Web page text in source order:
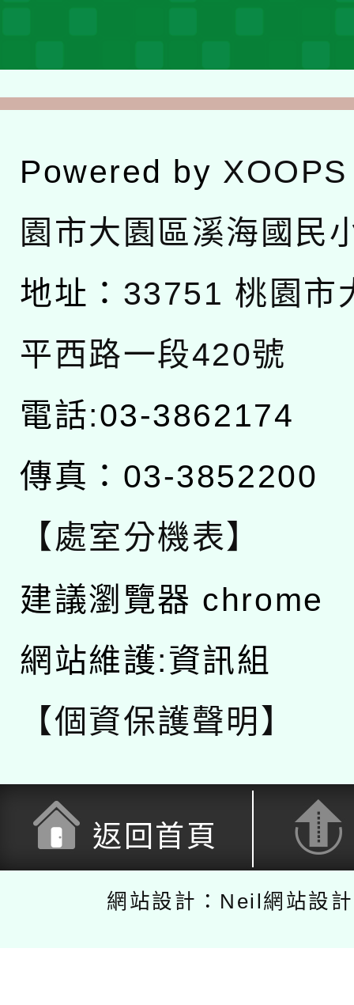
Powered by XOOPS
園市大園區溪海國民
地址： 33751 桃園市
平西路一段420號
電話:03-3862174
傳真：03-3852200
【處室分機表】
建議瀏覽器 chrome
網站維護:資訊組
【個資保護聲明】
返回首頁
網站設計：Neil網站設